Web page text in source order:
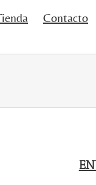
Contacto